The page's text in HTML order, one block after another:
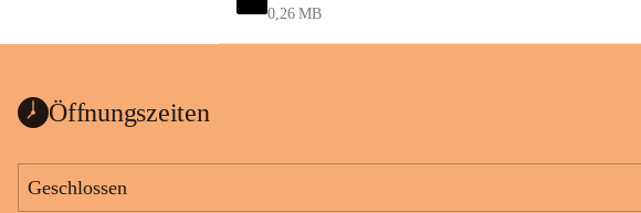
0,26 MB
Öffnungszeiten
Geschlossen